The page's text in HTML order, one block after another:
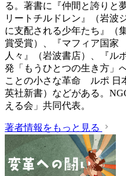
る。著書に『仲間と誇りと
リートチルドレン』（岩
に支配される少年たち』（
賞受賞）、『マフィア国家
人々』（岩波書店）、『
発「もうひとつの生き方」
ことの小さな革命 ルポ 日
英社新書）などがある。
える会」共同代表。
著者情報をもっと見る